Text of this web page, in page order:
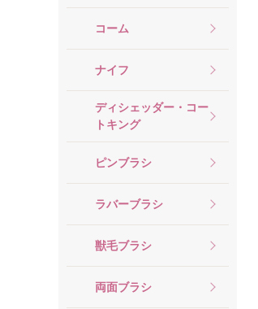
コーム
ナイフ
ディシェッダー・コー
トキング
ピンブラシ
ラバーブラシ
獣毛ブラシ
両面ブラシ